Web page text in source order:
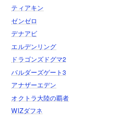
ティアキン
ゼンゼロ
デナアビ
エルデンリング
ドラゴンズドグマ2
バルダーズゲート3
アナザーエデン
オクトラ大陸の覇者
WIZダフネ